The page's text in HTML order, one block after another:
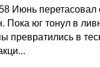
Июнь перетасовал
Пока юг тонул в
превратились в